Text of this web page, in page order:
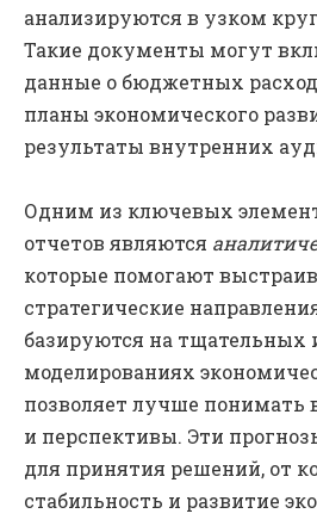
анализируются в узком
Такие документы могут
данные о бюджетных
планы экономического
результаты внутренних
Одним из ключевых
отчетов являются
которые помогают
стратегические
базируются на тщательных
моделированиях
позволяет лучше понимать
и перспективы. Эти
для принятия решений, от
стабильность и развитие